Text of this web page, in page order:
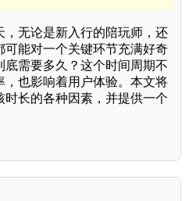
无论是新入行的陪玩师，还
可能对一个关键环节充满好奇
需要多久？这个时间周期不
也影响着用户体验。本文将
长的各种因素，并提供一个